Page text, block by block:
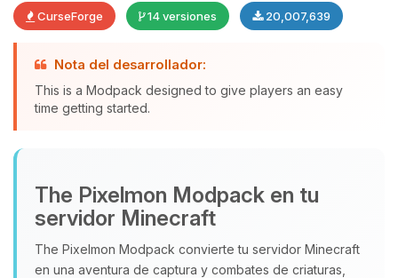
CurseForge 14 versiones 20,007,639
Nota del desarrollador:
This is a Modpack designed to give players an easy
time getting started.
The Pixelmon Modpack en tu
servidor Minecraft
The Pixelmon Modpack convierte tu servidor Minecraft
en una aventura de captura y combates de criaturas,
Yupi, por fin alguien con quien
hablar! Soy Choupy, tu pequeno
asistente de BoxToPlay. Cuentame
que necesitas y moveré mis
pequenos circuitos para ayudarte.